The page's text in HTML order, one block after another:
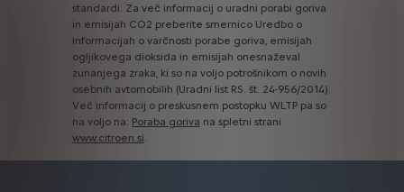
standardi. Za več informacij o uradni porabi goriva
in emisijah CO2 preberite smernico Uredbo o
informacijah o varčnosti porabe goriva, emisijah
ogljikovega dioksida in emisijah onesnaževal
zunanjega zraka, ki so na voljo potrošnikom o novih
osebnih avtomobilih (Uradni list RS. št. 24-956/2014).
Več informacij o preskusnem postopku WLTP pa so
na voljo na: Poraba goriva na spletni strani
www.citroen.si.